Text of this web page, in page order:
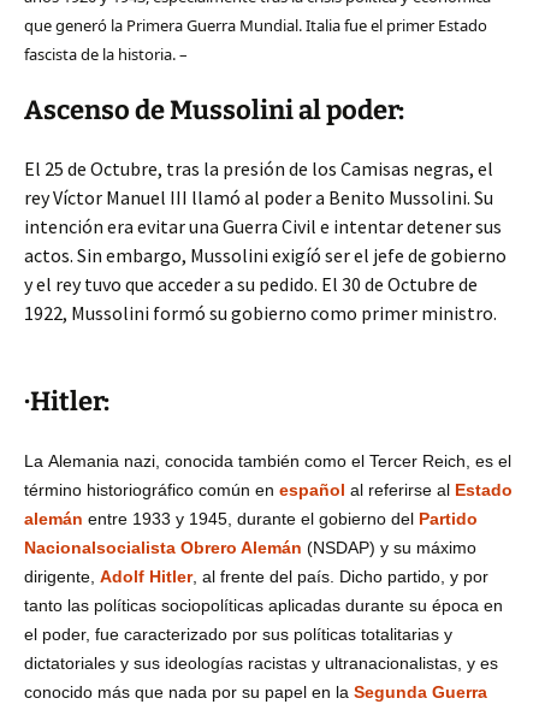
que generó la Primera Guerra Mundial. Italia fue el primer Estado
fascista de la historia.–
Ascenso de Mussolini al poder:
El 25 de Octubre, tras la presión de los Camisas negras, el
rey Víctor Manuel III llamó al poder a Benito Mussolini. Su
intención era evitar una Guerra Civil e intentar detener sus
actos. Sin embargo, Mussolini exigíó ser el jefe de gobierno
y el rey tuvo que acceder a su pedido. El 30 de Octubre de
1922, Mussolini formó su gobierno como primer ministro.
·Hitler:
La Alemania nazi , conocida también como el Tercer Reich , es el
término historiográfico común en español al referirse al Estado
alemán entre 1933 y 1945, durante el gobierno del Partido
Nacionalsocialista Obrero Alemán (NSDAP) y su máximo
dirigente, Adolf Hitler, al frente del país. Dicho partido, y por
tanto las políticas sociopolíticas aplicadas durante su época en
el poder, fue caracterizado por sus políticas totalitarias y
dictatoriales y sus ideologías racistas y ultranacionalistas , y es
conocido más que nada por su papel en la Segunda Guerra